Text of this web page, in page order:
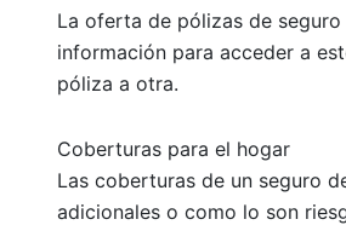
La oferta de pólizas de
información para acceder a
póliza a otra.
Coberturas para el hogar
Las coberturas de un seguro
adicionales o como lo son